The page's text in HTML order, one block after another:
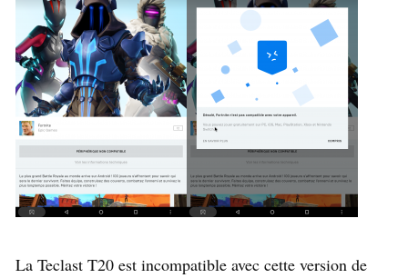
La Teclast T20 est incompatible avec cette version de